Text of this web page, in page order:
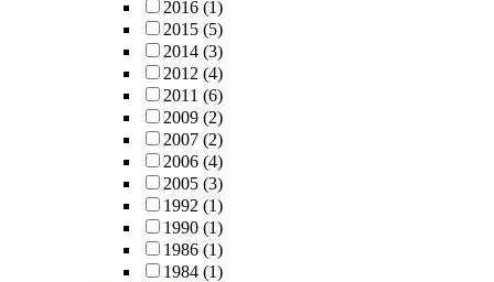
2016 (1)
2015 (5)
2014 (3)
2012 (4)
2011 (6)
2009 (2)
2007 (2)
2006 (4)
2005 (3)
1992 (1)
1990 (1)
1986 (1)
1984 (1)